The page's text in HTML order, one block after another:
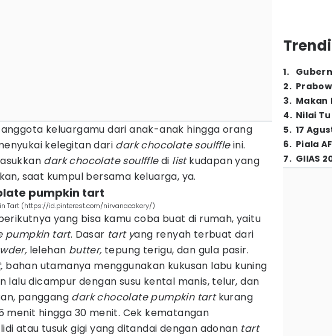
anggota keluargamu dari anak-anak hingga orang
kelegitan dari dark chocolate soulffleini.
dark chocolate soulffledi listkudapan yang
saat kumpul bersama keluarga, ya.
pumpkin tart
Tart (https://id.pinterest.com/nirvanacakery/)
yang bisa kamu coba buat di rumah, yaitu
pumpkin tart. Dasar tart yang renyah terbuat dari
lelehan butter, tepung terigu, dan gula pasir.
bahan utamanya menggunakan kukusan labu kuning
lalu dicampur dengan susu kental manis, telur, dan
panggang dark chocolate pumpkin tartkurang
menit hingga 30 menit. Cek kematangan
atau tusuk gigi yang ditandai dengan adonan tart
1.
2.
3. Makan
4. Nilai
5. 17
6. Piala
7. GIIAS